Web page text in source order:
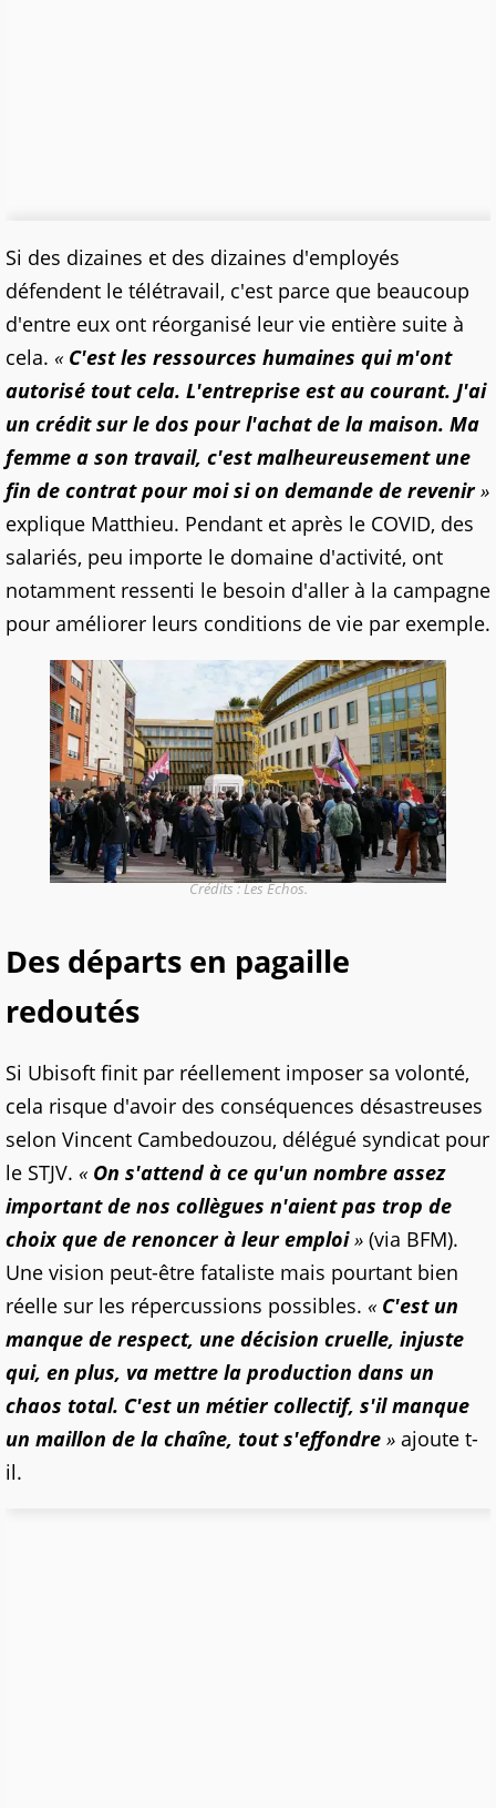
Si des dizaines et des dizaines d'employés
défendent le télétravail, c'est parce que beaucoup
d'entre eux ont réorganisé leur vie entière suite à
cela. « C'est les ressources humaines qui m'ont
autorisé tout cela. L'entreprise est au courant. J'ai
un crédit sur le dos pour l'achat de la maison. Ma
femme a son travail, c'est malheureusement une
fin de contrat pour moi si on demande de revenir»
explique Matthieu. Pendant et après le COVID, des
salariés, peu importe le domaine d'activité, ont
notamment ressenti le besoin d'aller à la campagne
pour améliorer leurs conditions de vie par exemple.
Crédits : Les Echos.
Des départs en pagaille
redoutés
Si Ubisoft finit par réellement imposer sa volonté,
cela risque d'avoir des conséquences désastreuses
selon Vincent Cambedouzou, délégué syndicat pour
le STJV. « On s'attend à ce qu'un nombre assez
important de nos collègues n'aient pas trop de
choix que de renoncer à leur emploi» (via BFM).
Une vision peut-être fataliste mais pourtant bien
réelle sur les répercussions possibles. « C'est un
manque de respect, une décision cruelle, injuste
qui, en plus, va mettre la production dans un
chaos total. C'est un métier collectif, s'il manque
un maillon de la chaîne, tout s'effondre » ajoute t-
il.